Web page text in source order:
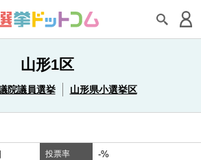
山形1区
院議員選挙 山形県小選挙区
投票率 -%